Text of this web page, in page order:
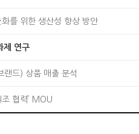
화를 위한 생산성 향상 방안
제 연구
랜드) 상품 매출 분석
협력’ MOU